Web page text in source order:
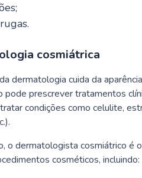
cosmiátrica
dermatologia cuida da
pode prescrever tratamentos
condições como celulite,
o dermatologista cosmiátrico é
cosméticos, incluindo: